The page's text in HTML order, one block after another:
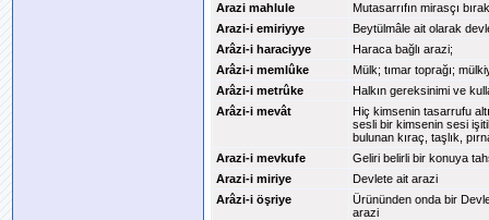
Arazi mahlule
Mutasarrıfın mirasçı
Arazi-i emiriyye
Beytülmâle ait olarak
Arâzi-i haraciyye
Haraca bağlı arazi;
Arâzi-i memlûke
Mülk; tımar toprağı;
Arâzi-i metrûke
Halkın gereksinimi ve
Arâzi-i mevât
Hiç kimsenin tasarrufu
sesli bir kimsenin sesi
bulunan kıraç, taşlık,
Arazi-i mevkufe
Geliri belirli bir konuya
Arazi-i miriye
Devlete ait arazi
Arâzi-i öşriye
Ürününden onda bir
arazi